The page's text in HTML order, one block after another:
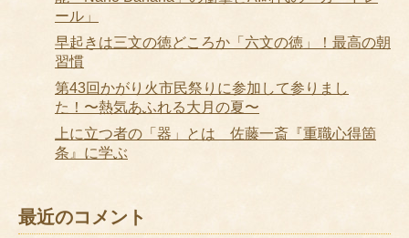
ール」
早起きは三文の徳どころか「六文の徳」！最高の朝
習慣
第43回かがり火市民祭りに参加して参りまし
た！〜熱気あふれる大月の夏〜
上に立つ者の「器」とは 佐藤一斎『重職心得箇
条』に学ぶ
最近のコメント